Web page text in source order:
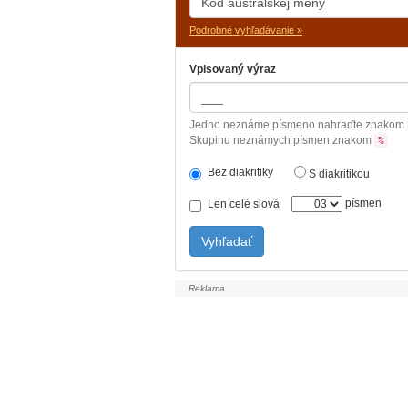
Podrobné vyhľadávanie »
Vpisovaný výraz
Jedno neznáme písmeno nahraďte znakom
Skupinu neznámych písmen znakom %
Bez diakritiky S diakritikou
Len celé slová písmen
Vyhľadať